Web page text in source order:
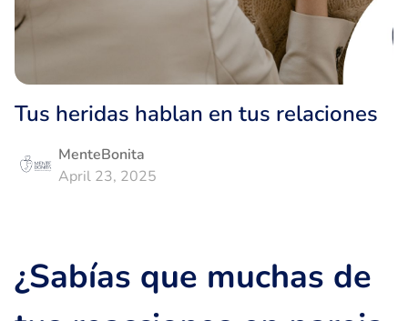
Tus heridas hablan en tus relaciones
MenteBonita
April 23, 2025
¿Sabías que muchas de